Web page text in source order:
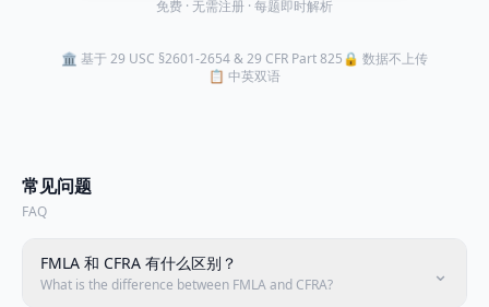
免费 · 无需注册 · 每题即时解析
🏛️ 基于 29 USC §2601-2654 & 29 CFR Part 825🔒 数据不上传
📋 中英双语
常见问题
FAQ
FMLA 和 CFRA 有什么区别？
What is the difference between FMLA and CFRA? ⌄